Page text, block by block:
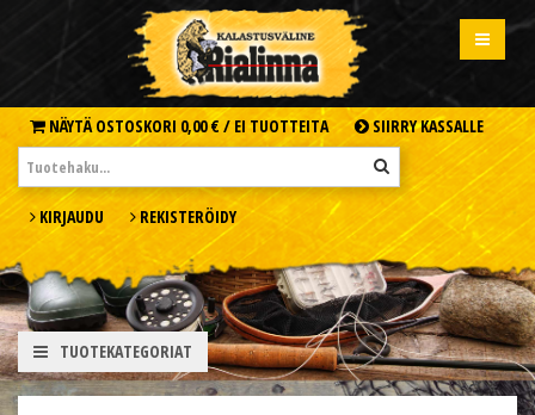
NÄYTÄ OSTOSKORI 0,00 € / EI TUOTTEITA SIIRRY KASSALLE
KIRJAUDU REKISTERÖIDY
TUOTEKATEGORIAT